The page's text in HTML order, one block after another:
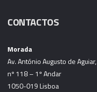
CONTACTOS
Morada
Av. António Augusto de Aguiar,
nº 118 – 1º Andar
1050-019 Lisboa